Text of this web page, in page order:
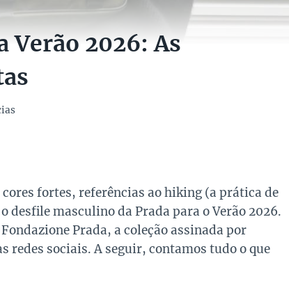
Verão 2026: As
fortes, referências ao hiking (a prática de
masculino da Prada para o Verão 2026.
Prada, a coleção assinada por
redes sociais. A seguir, contamos tudo o que